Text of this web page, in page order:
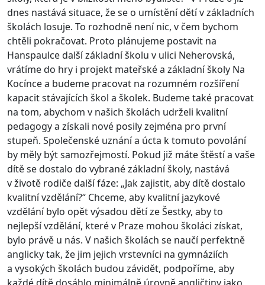
dnes nastává situace, že se o umístění dětí v základních
školách losuje. To rozhodně není nic, v čem bychom
chtěli pokračovat. Proto plánujeme postavit na
Hanspaulce další základní školu v ulici Neherovská,
vrátíme do hry i projekt mateřské a základní školy Na
Kocínce a budeme pracovat na rozumném rozšíření
kapacit stávajících škol a školek. Budeme také pracovat
na tom, abychom v našich školách udrželi kvalitní
pedagogy a získali nové posily zejména pro první
stupeň. Společenské uznání a úcta k tomuto povolání
by měly být samozřejmostí. Pokud již máte štěstí a vaše
dítě se dostalo do vybrané základní školy, nastává
v životě rodiče další fáze: „Jak zajistit, aby dítě dostalo
kvalitní vzdělání?“ Chceme, aby kvalitní jazykové
vzdělání bylo opět výsadou dětí ze Šestky, aby to
nejlepší vzdělání, které v Praze mohou školáci získat,
bylo právě u nás. V našich školách se naučí perfektně
anglicky tak, že jim jejich vrstevníci na gymnáziích
a vysokých školách budou závidět, podpoříme, aby